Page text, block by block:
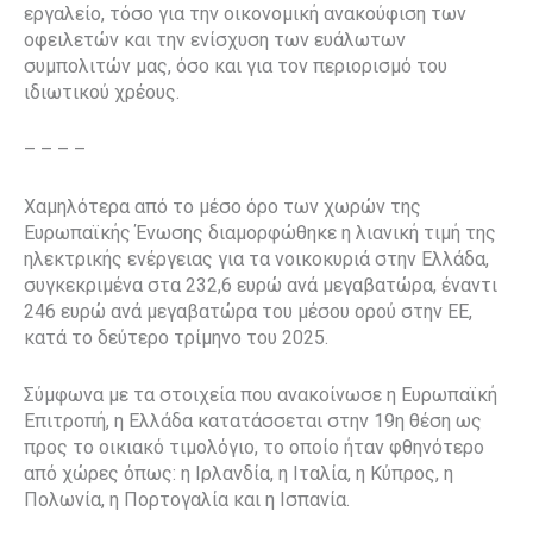
εργαλείο, τόσο για την οικονομική ανακούφιση των
οφειλετών και την ενίσχυση των ευάλωτων
συμπολιτών μας, όσο και για τον περιορισμό του
ιδιωτικού χρέους.
– – – –
Χαμηλότερα από το μέσο όρο των χωρών της
Ευρωπαϊκής Ένωσης διαμορφώθηκε η λιανική τιμή της
ηλεκτρικής ενέργειας για τα νοικοκυριά στην Ελλάδα,
συγκεκριμένα στα 232,6 ευρώ ανά μεγαβατώρα, έναντι
246 ευρώ ανά μεγαβατώρα του μέσου ορού στην ΕΕ,
κατά το δεύτερο τρίμηνο του 2025.
Σύμφωνα με τα στοιχεία που ανακοίνωσε η Ευρωπαϊκή
Επιτροπή, η Ελλάδα κατατάσσεται στην 19η θέση ως
προς το οικιακό τιμολόγιο, το οποίο ήταν φθηνότερο
από χώρες όπως: η Ιρλανδία, η Ιταλία, η Κύπρος, η
Πολωνία, η Πορτογαλία και η Ισπανία.